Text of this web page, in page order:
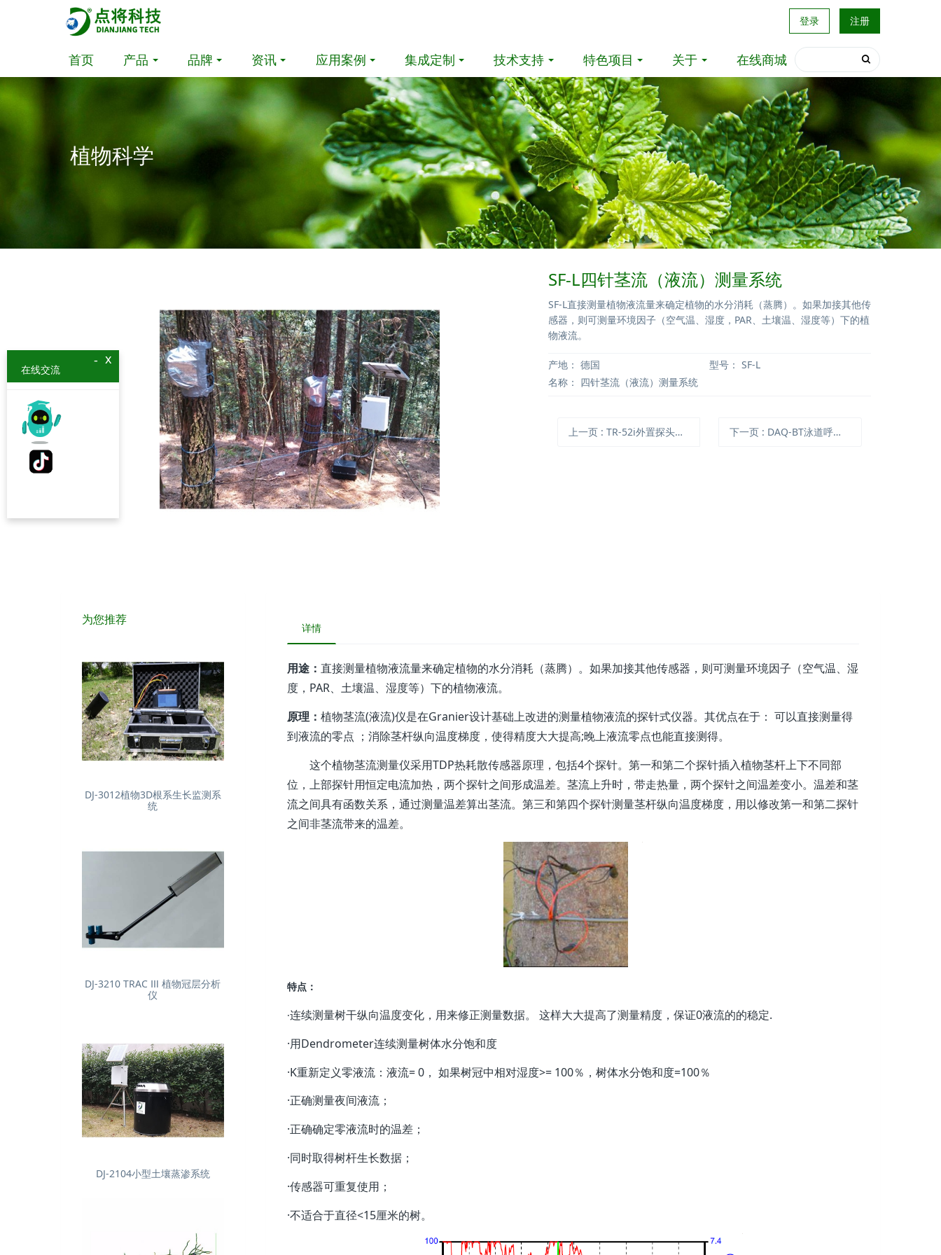
登录 注册
首页 产品 品牌 资讯 应用案例 集成定制 技术支持 特色项目 关于 在线商城
植物科学
SF-L四针茎流（液流）测量系统
SF-L直接测量植物液流量来确定植物的水分消耗（蒸腾）。如果加接其他传
感器，则可测量环境因子（空气温、湿度，PAR、土壤温、湿度等）下的植
物液流。
产地： 德国 型号： SF-L
名称： 四针茎流（液流）测量系统
上一页 : TR-52i外置探头型温度记录仪 下一页 : DAQ-BT泳道呼吸测量系统
详情
用途： 直接测量植物液流量来确定植物的水分消耗（蒸腾）。如果加接其他传感器，则可测量环境因子（空气温、湿
度，PAR、土壤温、湿度等）下的植物液流。
原理： 植物茎流(液流)仪是在Granier设计基础上改进的测量植物液流的探针式仪器。其优点在于： 可以直接测量得
到液流的零点 ；消除茎杆纵向温度梯度，使得精度大大提高;晚上液流零点也能直接测得。
这个植物茎流测量仪采用TDP热耗散传感器原理，包括4个探针。第一和第二个探针插入植物茎杆上下不同部
位，上部探针用恒定电流加热，两个探针之间形成温差。茎流上升时，带走热量，两个探针之间温差变小。温差和茎
流之间具有函数关系，通过测量温差算出茎流。第三和第四个探针测量茎杆纵向温度梯度，用以修改第一和第二探针
之间非茎流带来的温差。
特点：
·连续测量树干纵向温度变化，用来修正测量数据。 这样大大提高了测量精度，保证0液流的的稳定.
·用Dendrometer连续测量树体水分饱和度
·K重新定义零液流：液流= 0， 如果树冠中相对湿度>= 100％，树体水分饱和度=100％
·正确测量夜间液流；
·正确确定零液流时的温差；
·同时取得树杆生长数据；
·传感器可重复使用；
·不适合于直径<15厘米的树。
为您推荐
DJ-3012植物3D根系生长监测系
统
DJ-3210 TRAC Ⅲ 植物冠层分析
仪
DJ-2104小型土壤蒸渗系统
x
-
在线交流